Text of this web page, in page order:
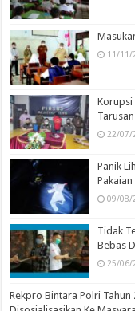
11/11/
Korupsi
22/07/
Panik
09/08/
Tidak
Bebas
25/06/
Rekpro Bintara Polri Tahun